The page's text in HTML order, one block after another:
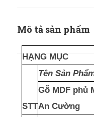
Mô tả sản phẩm
HẠNG MỤC
STT
Tên Sản
Gỗ MDF phủ
An Cường